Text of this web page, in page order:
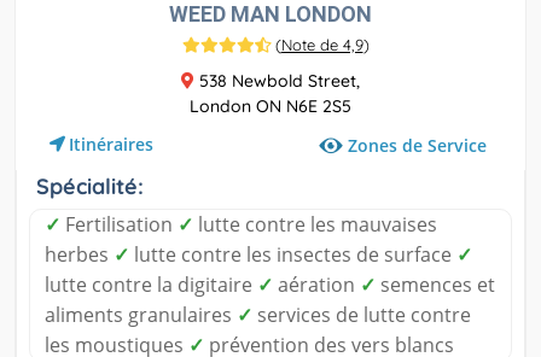
WEED MAN LONDON
(Note de 4,9)
538 Newbold Street,
London ON N6E 2S5
Itinéraires Zones de Service
Spécialité:
✓ Fertilisation ✓ lutte contre les mauvaises
herbes ✓ lutte contre les insectes de surface ✓
lutte contre la digitaire ✓ aération ✓ semences et
aliments granulaires ✓ services de lutte contre
les moustiques ✓ prévention des vers blancs